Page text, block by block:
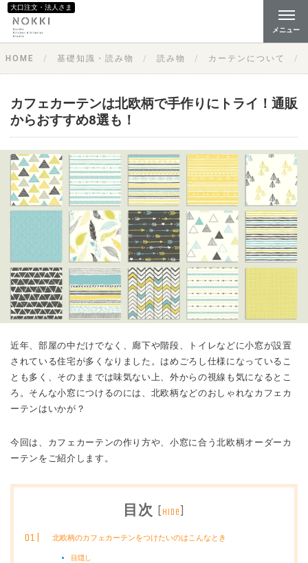
大口注文・法人さま
メニュー
HOME 基礎知識・読み物 読み物 カーテンについて
カフェカーテンは北欧柄で手作りにトライ！通販
からおすすめ8選も！
近年、部屋の中だけでなく、廊下や階段、トイレなどに小窓が設置
されている住宅が多くなりました。はめごろし仕様になっているこ
とも多く、そのままでは味気ない上、外からの視線も気になるとこ
ろ。そんな小窓につけるのには、北欧柄などのおしゃれなカフェカ
ーテンはいかが？
今回は、カフェカーテンの作り方や、小窓に合う北欧柄オーダーカ
ーテンをご紹介します。
目次 [hide]
北欧柄のカフェカーテンをつけたいのはこんなとき
目隠し